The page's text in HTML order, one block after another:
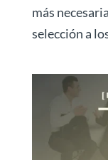
más
selección a